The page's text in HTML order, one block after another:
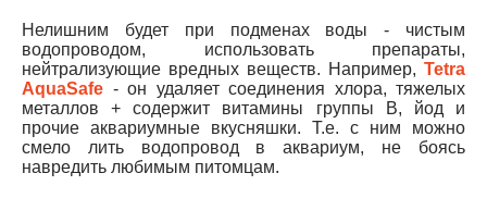
Нелишним будет при подменах воды - чистым
водопроводом, использовать препараты,
нейтрализующие вредных веществ. Например, Tetra
AquaSafe - он удаляет соединения хлора, тяжелых
металлов + содержит витамины группы В, йод и
прочие аквариумные вкусняшки. Т.е. с ним можно
смело лить водопровод в аквариум, не боясь
навредить любимым питомцам.